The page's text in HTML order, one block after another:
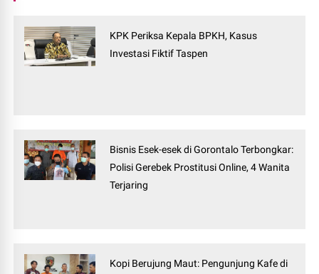
KPK Periksa Kepala BPKH, Kasus
Investasi Fiktif Taspen
Bisnis Esek-esek di Gorontalo Terbongkar:
Polisi Gerebek Prostitusi Online, 4 Wanita
Terjaring
Kopi Berujung Maut: Pengunjung Kafe di